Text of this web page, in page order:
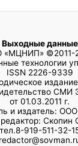
Выходные данные
«МЦНИП» ©2011-
технологии
ISSN 2226-9339
от 01.03.2011 г.
и издатель:
Скопин
тел.8-919-511-32-